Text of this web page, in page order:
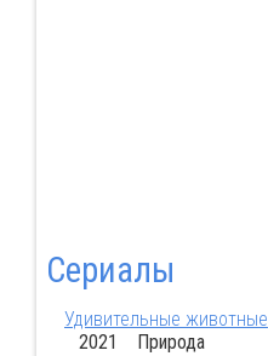
Сериалы
Удивительные животные
2021 Природа